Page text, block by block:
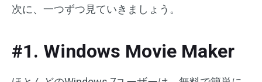
次に、一つずつ見ていきましょう。
#1. Windows Movie Maker